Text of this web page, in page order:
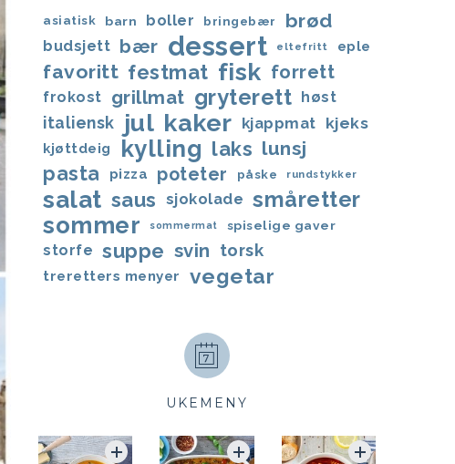
asiatisk barn boller bringebær brød
budsjett bær dessert eltefritt eple
favoritt festmat fisk forrett
frokost grillmat gryterett høst
italiensk jul kaker kjappmat kjeks
kjøttdeig kylling laks lunsj
pasta
pizza poteter påske rundstykker
salat saus sjokolade småretter
sommer sommermat spiselige gaver
storfe suppe svin torsk
treretters menyer vegetar
UKEMENY